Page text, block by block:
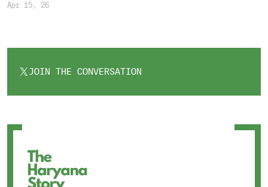
Apr 15, 26
JOIN THE CONVERSATION
OPENS